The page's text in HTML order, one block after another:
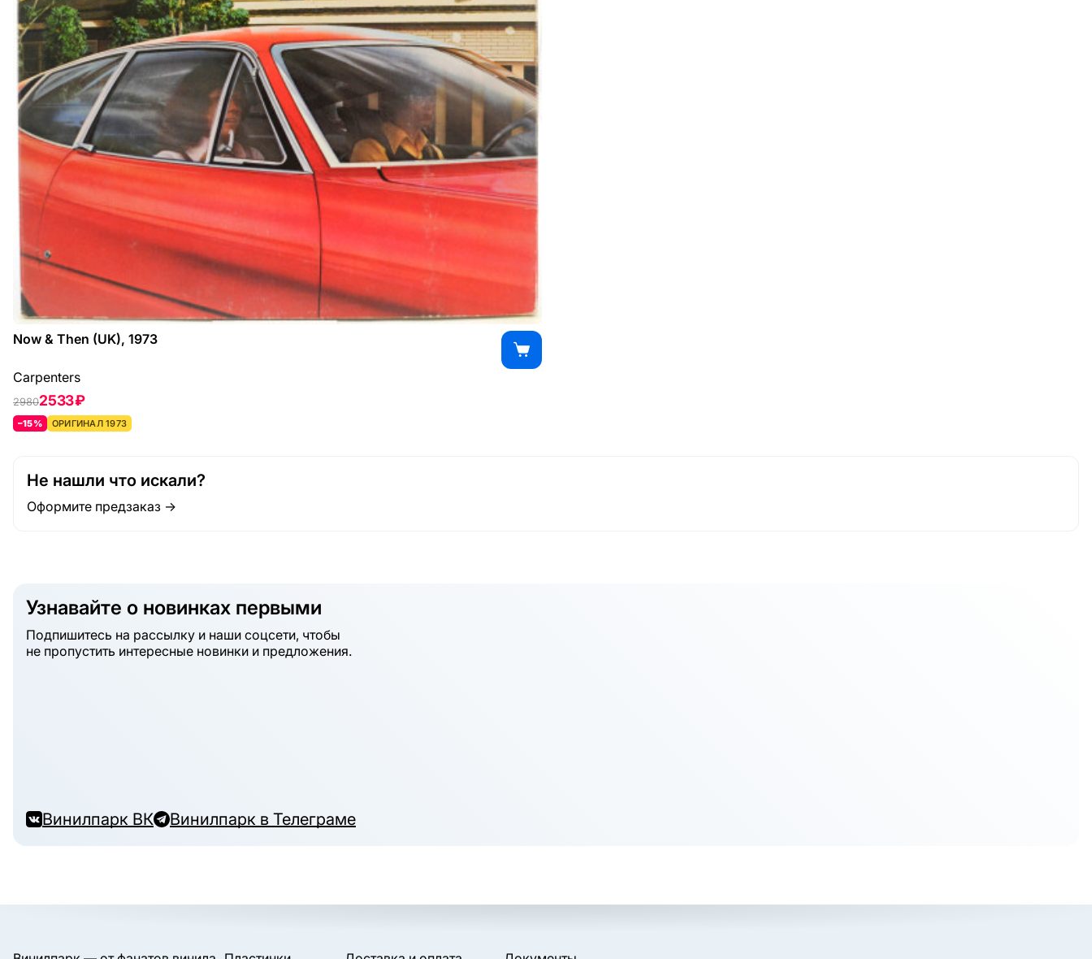
Now & Then (UK), 1973
Carpenters
29802533 ₽
–15% ОРИГИНАЛ 1973
Не нашли что искали?
Оформите предзаказ →
Узнавайте о новинках первыми
Подпишитесь на рассылку и наши соцсети, чтобы
не пропустить интересные новинки и предложения.
Винилпарк ВК Винилпарк в Телеграме